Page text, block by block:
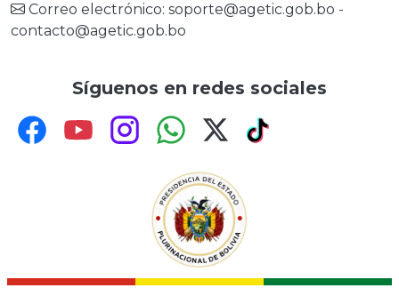
Correo electrónico: soporte@agetic.gob.bo -
contacto@agetic.gob.bo
Síguenos en redes sociales